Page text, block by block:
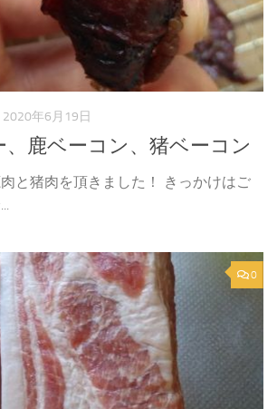
2020年6月19日
、鹿ベーコン、猪ベーコン
と猪肉を頂きました！ きっかけはご
0